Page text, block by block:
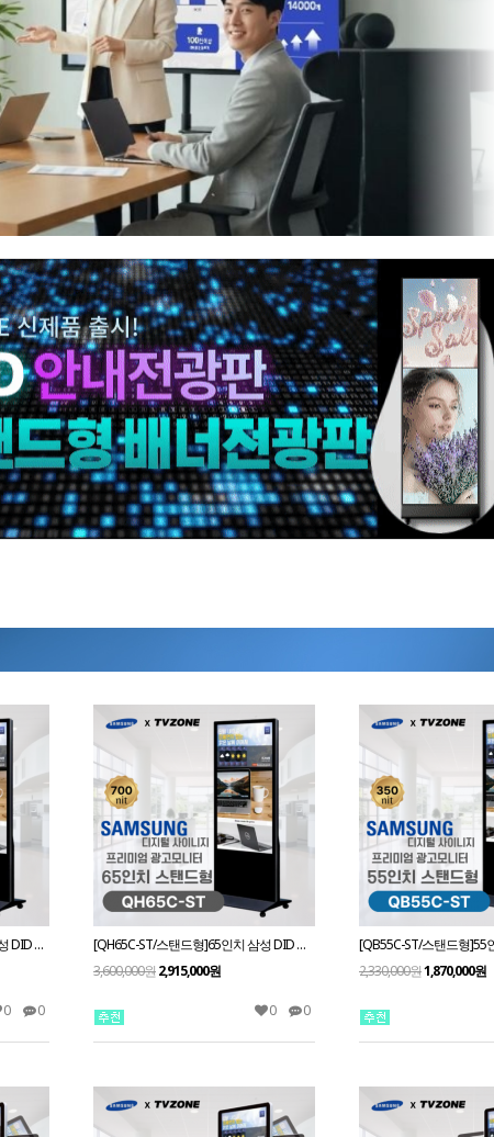
[QM65C-ST/스탠드형]65인치 삼성 DID 스탠드형 광고용모니터/ 삼성디지털사이니지 키오스크
0 0
[QH65C-ST/스탠드형]65인치 삼성 DID 스탠드형 광고용모니터/ 삼성디지털사이니지 키오스크
3,600,000원2,915,000원
0 0
2,330,000원1,870,000원